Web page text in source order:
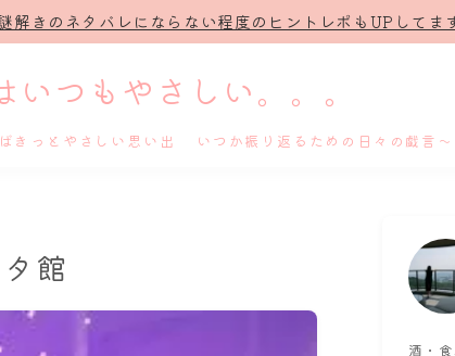
解きのネタバレにならない程度のヒントレポもUPしてま
いつもやさしい。。。
きっとやさしい思い出 いつか振り返るための日々の戯言～
ール
館
酒・